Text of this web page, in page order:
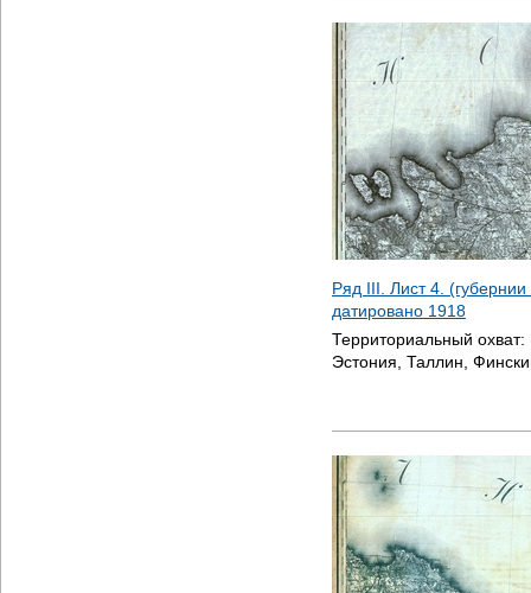
Ряд III. Лист 4.
датировано 1918
Территориальный охват:
Эстония, Таллин,